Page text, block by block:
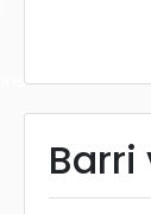
Barri